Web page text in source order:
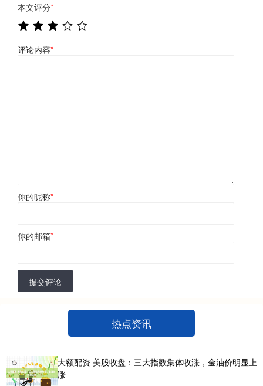
本文评分*
评论内容*
你的昵称*
你的邮箱*
提交评论
热点资讯
大额配资 美股收盘：三大指数集体收涨，金油价明显上
涨